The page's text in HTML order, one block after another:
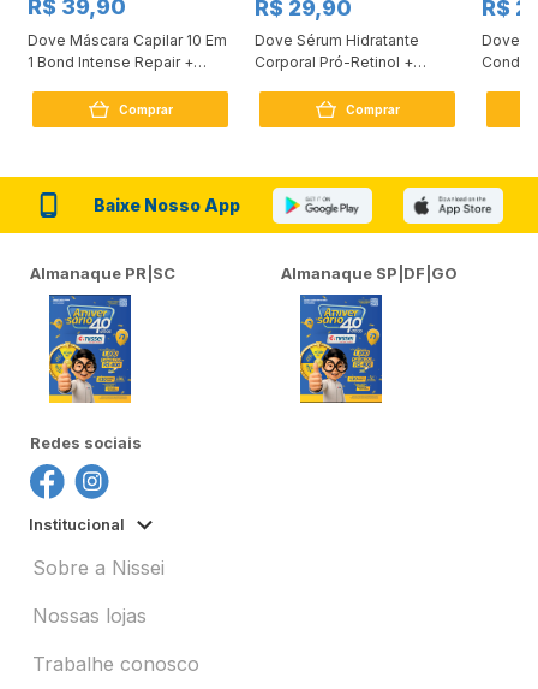
R$ 39,90
Dove Máscara Capilar 10 Em
1 Bond Intense Repair +
Comprar
R$ 29,90
Dove Sérum Hidratante
Corporal Pró-Retinol +
Comprar
R$
Dove
Baixe Nosso App
Almanaque PR|SC Almanaque SP|DF|GO
Redes sociais
Institucional
Sobre a Nissei
Nossas lojas
Trabalhe conosco